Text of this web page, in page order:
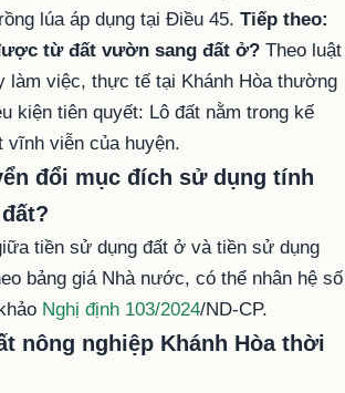
lúa áp dụng tại Điều 45. Tiếp theo:
từ đất vườn sang đất ở? Theo luật
làm việc, thực tế tại Khánh Hòa thường
kiện tiên quyết: Lô đất nằm trong kế
vĩnh viễn của huyện.
đổi mục đích sử dụng tính
tiền sử dụng đất ở và tiền sử dụng
bảng giá Nhà nước, có thể nhân hệ số
Nghị định 103/2024/ND-CP.
nông nghiệp Khánh Hòa thời